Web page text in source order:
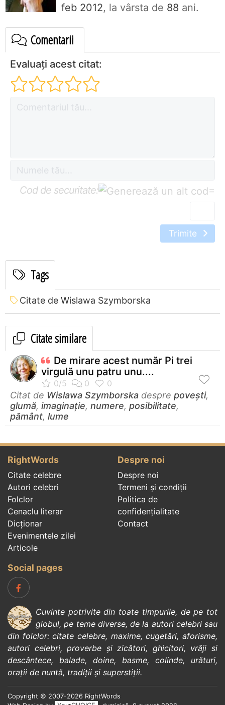
feb 2012, la vârsta de 88 ani.
Comentarii
Evaluați acest citat:
Cod de securitate: =
Trimite
Tags
Citate de Wislawa Szymborska
Citate similare
De mirare acest număr Pi trei
virgulă unu patru unu....
Citat de Wislawa Szymborska despre povești,
glumă, imaginație, numere, posibilitate,
pământ, lume
RightWords
Citate celebre
Autori celebri
Folclor
Cenaclu literar
Dicționar
Evenimentele zilei
Articole
Despre noi
Despre noi
Termeni și condiții
Politica de
confidenţialitate
Contact
Social pages
Cuvinte potrivite din toate timpurile, de pe tot
globul, pe teme diverse, de la autori celebrisau
din folclor:citate celebre, maxime,cugetări,aforisme,
autori celebri,proverbe și zicători, ghicitori, vrăji si
descântece, balade, doine, basme, colinde, urături,
orații de nuntă, tradiții și superstiții.
Copyright © 2007-2026 RightWords